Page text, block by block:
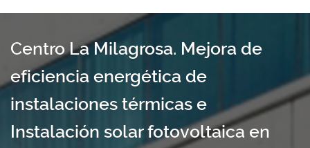
Centro La Milagrosa. Mejora de
eficiencia energética de
instalaciones térmicas e
Instalación solar fotovoltaica en